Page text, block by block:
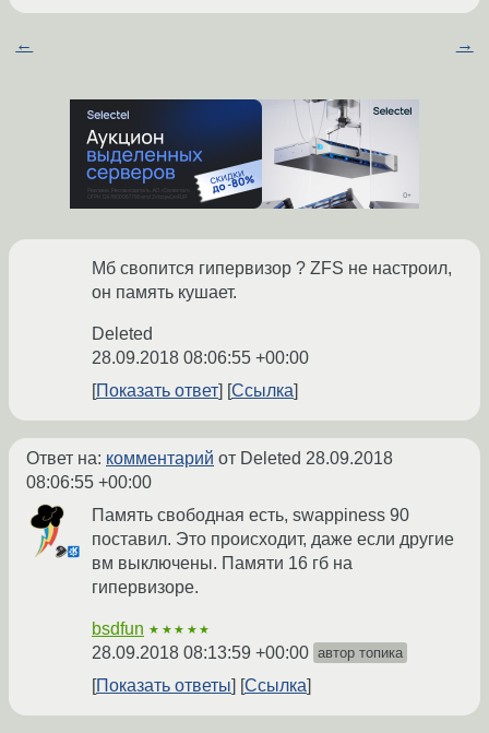
← →
Мб свопится гипервизор ? ZFS не настроил,
он память кушает.
Deleted
28.09.2018 08:06:55 +00:00
Показать ответ
Ссылка
Ответ на: комментарий от Deleted 28.09.2018
08:06:55 +00:00
Память свободная есть, swappiness 90
поставил. Это происходит, даже если другие
вм выключены. Памяти 16 гб на
гипервизоре.
bsdfun ★★★★★
28.09.2018 08:13:59 +00:00 автор топика
Показать ответы Ссылка